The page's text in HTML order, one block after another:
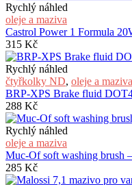
Rychlý náhled
oleje a maziva
Castrol Power 1 Formula
315 Kč
Rychlý náhled
čtyřkolky ND, oleje a maziva
BRP-XPS Brake fluid
288 Kč
Rychlý náhled
oleje a maziva
Muc-Of soft washing brush
285 Kč